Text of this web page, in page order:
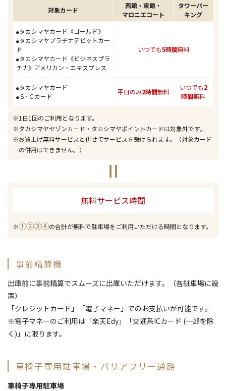
対象カード
西館
東館
マロニエコート
タワーパー
キング
●タカシマヤカード《ゴールド》
●タカシマヤプラチナデビットカー
ド
●タカシマヤカード《ビジネスプラ
チナ》アメリカン・エキスプレス
いつでも5時間無料
●タカシマヤカード
●Ｓ･Ｃカード
平日のみ2時間無料
いつでも2
時間無料
※1日1回のご利用となります。
※タカシマヤセゾンカード・タカシマヤポイントカードは対象外です。
※お買上げ無料サービスと併せてサービスを受けられます。（対象カード
の併用はできません。）
無料サービス時間
※①②③④の合計が無料で駐車場をご利用いただける時間となります。
事前精算機
出庫前に事前精算でスムーズに出庫いただけます。（各駐車場に設
置）
「クレジットカード」「電子マネー」でのお支払いが可能です。
※電子マネーのご利用は「楽天Edy」「交通系ICカード (一部を除
く)」に限ります。
車椅子専用駐車場・バリアフリー通路
車椅子専用駐車場